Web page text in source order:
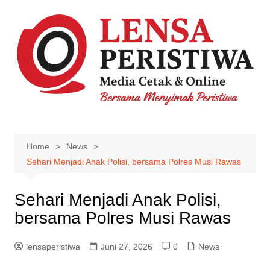
content
Home
News
Sehari Menjadi Anak Polisi, bersama Polres Musi Rawas
Sehari Menjadi Anak Polisi,
bersama Polres Musi Rawas
lensaperistiwa Juni 27, 2026 0 News